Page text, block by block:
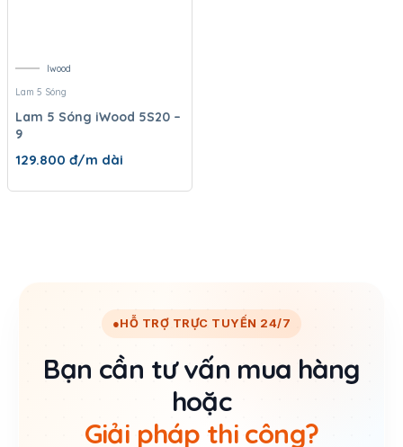
Iwood
Lam 5 Sóng
Lam 5 Sóng iWood 5S20 –
9
129.800 đ/m dài
●HỖ TRỢ TRỰC TUYẾN 24/7
Bạn cần tư vấn mua hàng
hoặc
Giải pháp thi công?